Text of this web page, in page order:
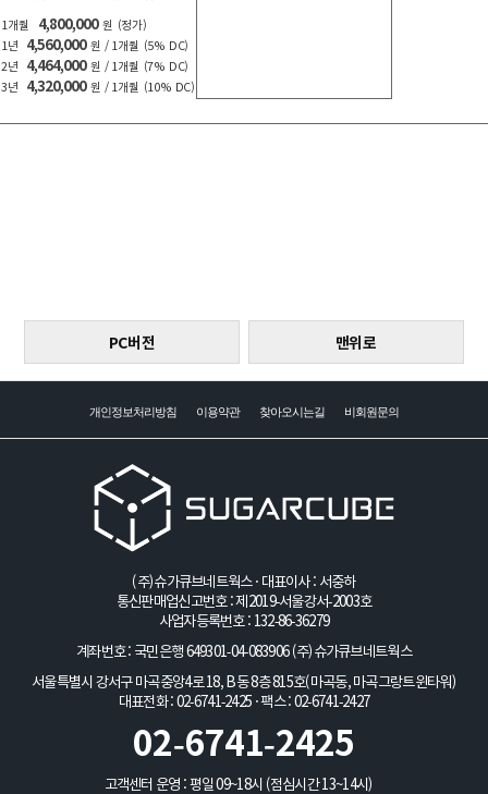
1개월 4,800,000 원
(정가)
1년
4,560,000 원 / 1개월
(5% DC)
2년
4,464,000 원 / 1개월
(7% DC)
3년
4,320,000 원 / 1개월 (10% DC)
PC버전 맨위로
개인정보처리방침 이용약관 찾아오시는길 비회원문의
(주)슈가큐브네트웍스 · 대표이사 : 서중하
통신판매업신고번호 : 제2019-서울강서-2003호
사업자등록번호 : 132-86-36279
계좌번호 : 국민은행 649301-04-083906 (주)슈가큐브네트웍스
서울특별시 강서구 마곡중앙4로 18, B동 8층 815호(마곡동, 마곡그랑트윈타워)
대표전화 : 02-6741-2425 · 팩스 : 02-6741-2427
02-6741-2425
고객센터 운영 : 평일 09~18시 (점심시간 13~14시)